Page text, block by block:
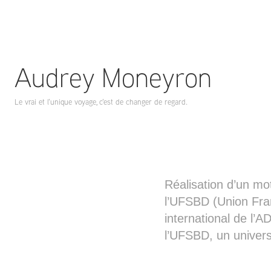
Audrey Moneyron
Le vrai et l'unique voyage, c'est de changer de regard.
Réalisation d’un
l’UFSBD (Union
international de
l’UFSBD, un